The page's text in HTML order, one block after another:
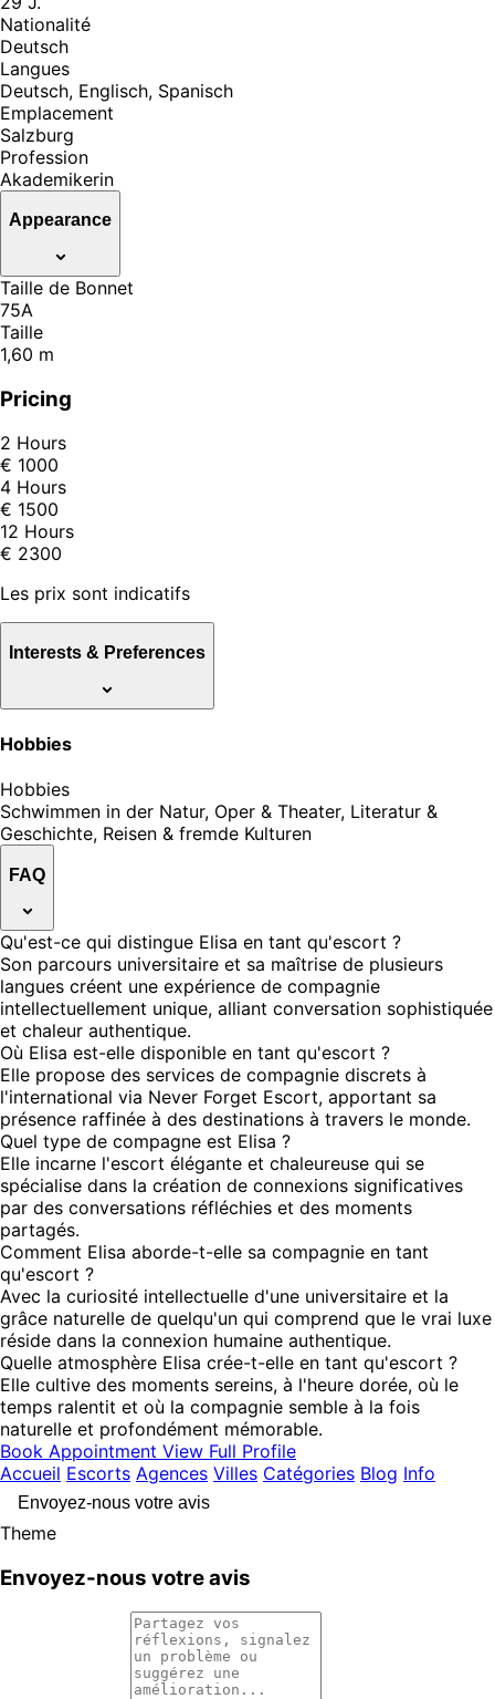
Nationalité
Deutsch
Langues
Deutsch, Englisch, Spanisch
Emplacement
Salzburg
Profession
Akademikerin
Appearance
Taille de Bonnet
75A
Taille
1,60 m
Pricing
2 Hours
€ 1000
4 Hours
€ 1500
12 Hours
€ 2300
Les prix sont indicatifs
Interests & Preferences
Hobbies
Hobbies
Schwimmen in der Natur, Oper & Theater, Literatur &
Geschichte, Reisen & fremde Kulturen
FAQ
Qu'est-ce qui distingue Elisa en tant qu'escort ?
Son parcours universitaire et sa maîtrise de plusieurs
langues créent une expérience de compagnie
intellectuellement unique, alliant conversation sophistiquée
et chaleur authentique.
Où Elisa est-elle disponible en tant qu'escort ?
Elle propose des services de compagnie discrets à
l'international via Never Forget Escort, apportant sa
présence raffinée à des destinations à travers le monde.
Quel type de compagne est Elisa ?
Elle incarne l'escort élégante et chaleureuse qui se
spécialise dans la création de connexions significatives
par des conversations réfléchies et des moments
partagés.
Comment Elisa aborde-t-elle sa compagnie en tant
qu'escort ?
Avec la curiosité intellectuelle d'une universitaire et la
grâce naturelle de quelqu'un qui comprend que le vrai luxe
réside dans la connexion humaine authentique.
Quelle atmosphère Elisa crée-t-elle en tant qu'escort ?
Elle cultive des moments sereins, à l'heure dorée, où le
temps ralentit et où la compagnie semble à la fois
naturelle et profondément mémorable.
Book Appointment View Full Profile
Accueil Escorts Agences Villes Catégories Blog Info
Envoyez-nous votre avis
Theme
Envoyez-nous votre avis